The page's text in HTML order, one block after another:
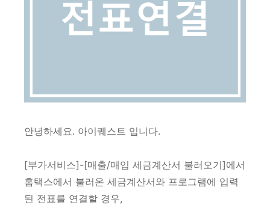
안녕하세요. 아이퀘스트 입니다.
[부가서비스]-[매출/매입 세금계산서 불러오기]에서
홈택스에서 불러온 세금계산서와 프로그램에 입력
된 전표를 연결할 경우,